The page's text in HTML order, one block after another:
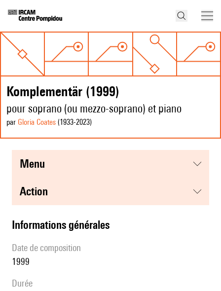
Komplementär (1999)
pour soprano (ou mezzo-soprano) et piano
par Gloria Coates (1933-2023)
menu
action
informations générales
date de composition
1999
durée